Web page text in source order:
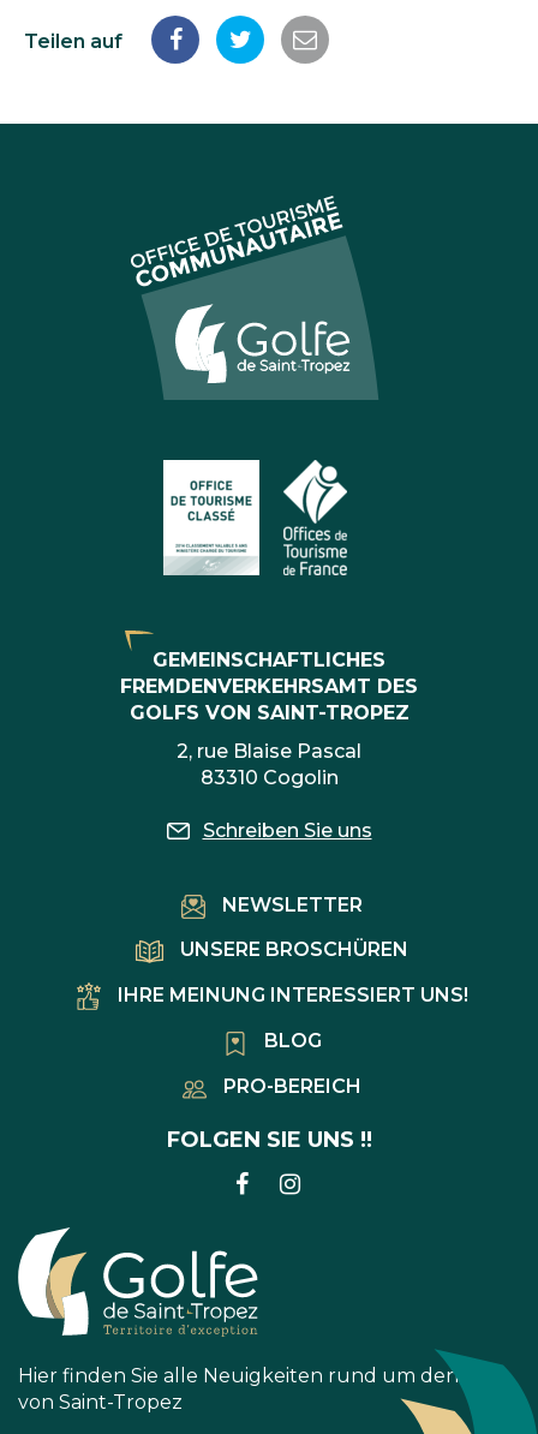
Teilen auf
Auf
teilen
Auf
teilen
Per
Mail
GEMEINSCHAFTLICHES
FREMDENVERKEHRSAMT DES
GOLFS VON SAINT-TROPEZ
2, rue Blaise Pascal
83310 Cogolin
Schreiben Sie uns
NEWSLETTER
UNSERE BROSCHÜREN
IHRE MEINUNG INTERESSIERT UNS!
BLOG
PRO-BEREICH
FOLGEN SIE UNS !!
LINK
KONTO
Hier finden Sie alle Neuigkeiten rund um den Golf
von Saint-Tropez